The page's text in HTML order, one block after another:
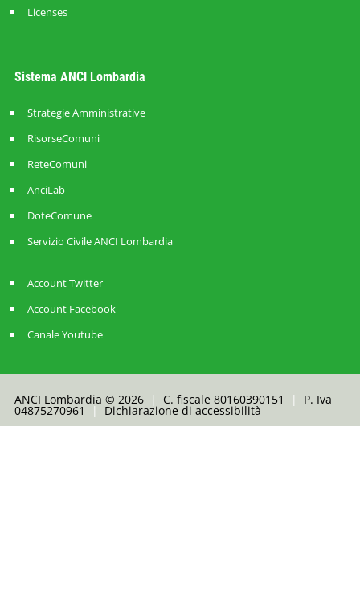
Licenses
Sistema ANCI Lombardia
Strategie Amministrative
RisorseComuni
ReteComuni
AnciLab
DoteComune
Servizio Civile ANCI Lombardia
Account Twitter
Account Facebook
Canale Youtube
ANCI Lombardia © 2026 | C. fiscale 80160390151 | P. Iva
04875270961 | Dichiarazione di accessibilità